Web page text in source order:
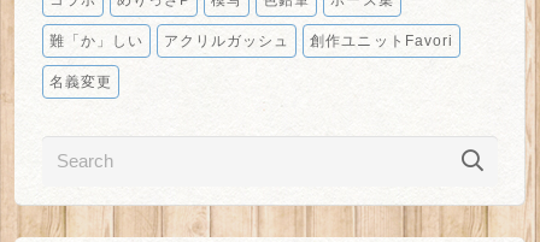
難「か」しい アクリルガッシュ 創作ユニットFavori
名義変更